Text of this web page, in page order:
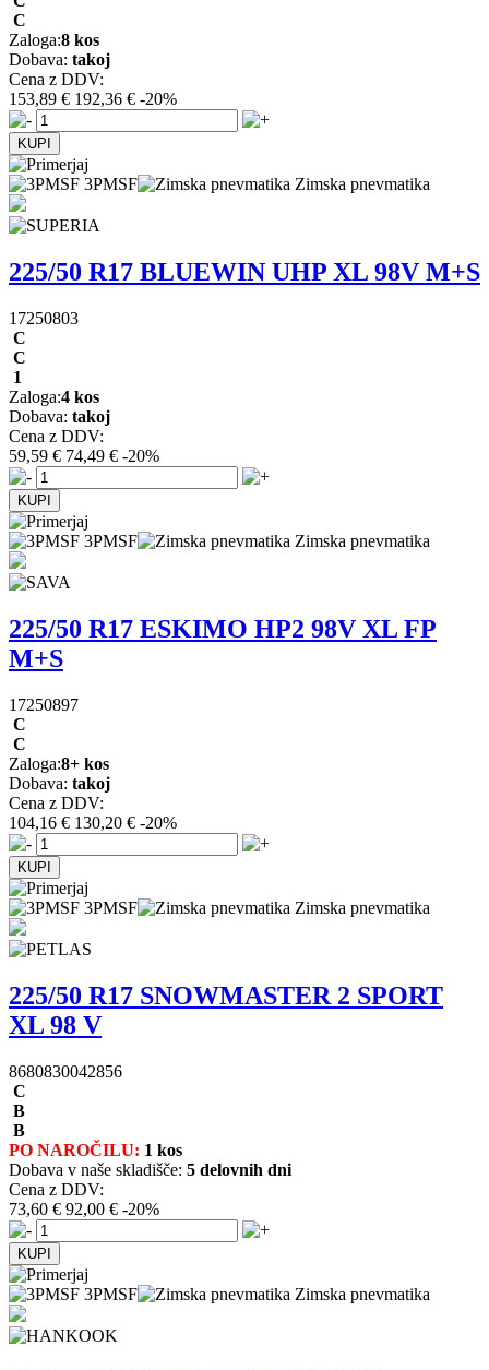
C
Zaloga:8 kos
Dobava: takoj
Cena z DDV:
153,89 € 192,36 € -20%
3PMSF Zimska pnevmatika
225/50 R17 BLUEWIN UHP XL 98V M+S
17250803
C
C
1
Zaloga:4 kos
Dobava: takoj
Cena z DDV:
59,59 € 74,49 € -20%
3PMSF Zimska pnevmatika
225/50 R17 ESKIMO HP2 98V XL FP
M+S
17250897
C
C
Zaloga:8+ kos
Dobava: takoj
Cena z DDV:
104,16 € 130,20 € -20%
3PMSF Zimska pnevmatika
225/50 R17 SNOWMASTER 2 SPORT
XL 98 V
8680830042856
C
B
B
PO NAROČILU: 1 kos
Dobava v naše skladišče: 5 delovnih dni
Cena z DDV:
73,60 € 92,00 € -20%
3PMSF Zimska pnevmatika